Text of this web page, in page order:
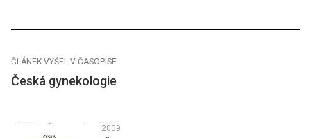
ČLÁNEK VYŠEL V ČASOPISE
Česká gynekologie
2009